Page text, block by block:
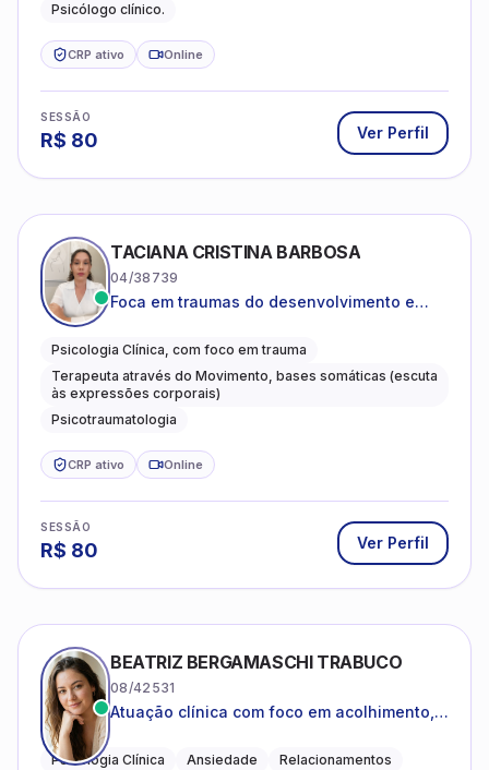
Psicólogo clínico.
CRP ativo Online
SESSÃO
R$ 80 Ver Perfil
TACIANA CRISTINA BARBOSA
04/38739
Foca em traumas do desenvolvimento e
Psicologia Clínica, com foco em trauma
Terapeuta através do Movimento, bases somáticas (escuta
às expressões corporais)
Psicotraumatologia
CRP ativo Online
SESSÃO
R$ 80 Ver Perfil
BEATRIZ BERGAMASCHI TRABUCO
08/42531
Atuação clínica com foco em acolhimento,
Psicologia Clínica Ansiedade Relacionamentos